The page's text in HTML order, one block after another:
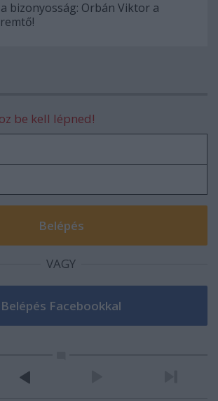
bizonyosság: Orbán Viktor a
be kell lépned!
VAGY